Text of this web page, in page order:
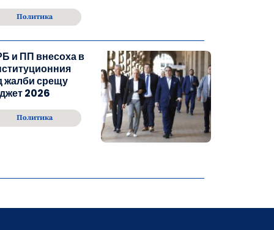
Политика
и ПП внесоха в
жалби срещу
2026
Политика